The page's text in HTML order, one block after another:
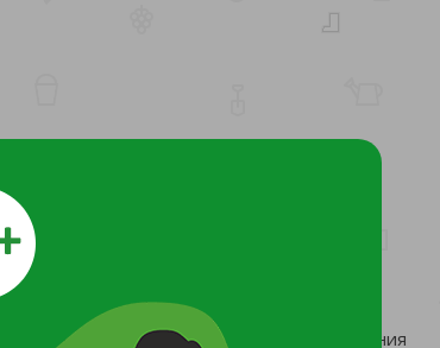
эффектный вид
с возможностью повторного цветения